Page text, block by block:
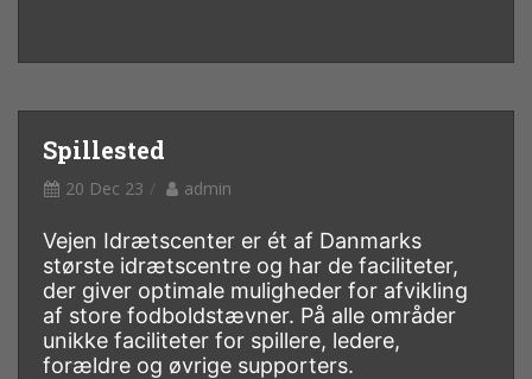
Spillested
20 Dec 23 admin
Vejen Idrætscenter er ét af Danmarks
største idrætscentre og har de faciliteter,
der giver optimale muligheder for afvikling
af store fodboldstævner. På alle områder
unikke faciliteter for spillere, ledere,
forældre og øvrige supporters.